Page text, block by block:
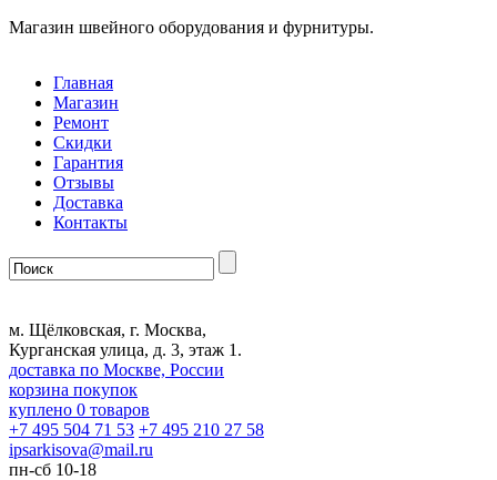
Магазин швейного оборудования и фурнитуры.
Главная
Магазин
Ремонт
Скидки
Гарантия
Отзывы
Доставка
Контакты
м. Щёлковская, г. Москва,
Курганская улица, д. 3, этаж 1.
доставка по Москве, России
корзина покупок
куплено 0 товаров
+7 495 504 71 53 +7 495 210 27 58
ipsarkisova@mail.ru
пн-сб 10-18